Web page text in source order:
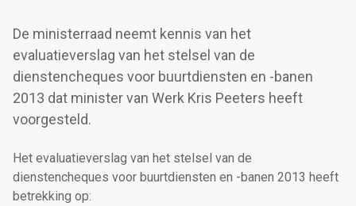
De ministerraad neemt kennis van het
evaluatieverslag van het stelsel van de
dienstencheques voor buurtdiensten en -banen
2013 dat minister van Werk Kris Peeters heeft
voorgesteld.
Het evaluatieverslag van het stelsel van de
dienstencheques voor buurtdiensten en -banen 2013 heeft
betrekking op: